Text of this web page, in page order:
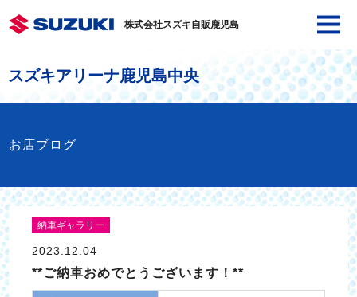
株式会社スズキ自販鹿児島
スズキアリーナ鹿児島中央
お店ブログ
納車ギャラリー
2023.12.04
**ご納車おめでとうございます！**